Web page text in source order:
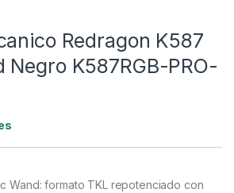
Redragon K587
Negro K587RGB-PRO-
Wand: formato TKL repotenciado con